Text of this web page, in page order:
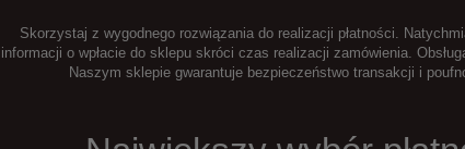
Skorzystaj z wygodnego rozwiązania do realizacji płatności.
informacji o wpłacie do sklepu skróci czas realizacji zamówienia.
Naszym sklepie gwarantuje bezpieczeństwo transakcji i